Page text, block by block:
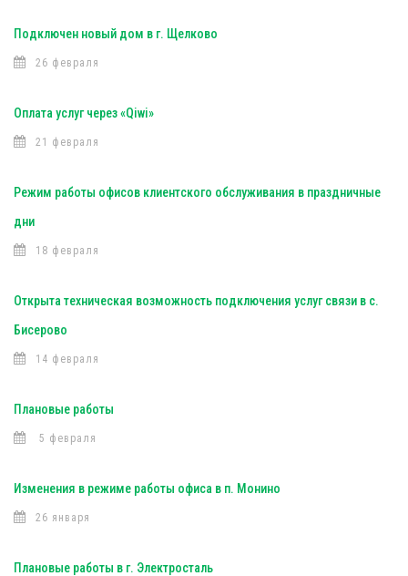
Подключен новый дом в г. Щелково
26 февраля
Оплата услуг через «Qiwi»
21 февраля
Режим работы офисов клиентского обслуживания в праздничные
дни
18 февраля
Открыта техническая возможность подключения услуг связи в с.
Бисерово
14 февраля
Плановые работы
5 февраля
Изменения в режиме работы офиса в п. Монино
26 января
Плановые работы в г. Электросталь